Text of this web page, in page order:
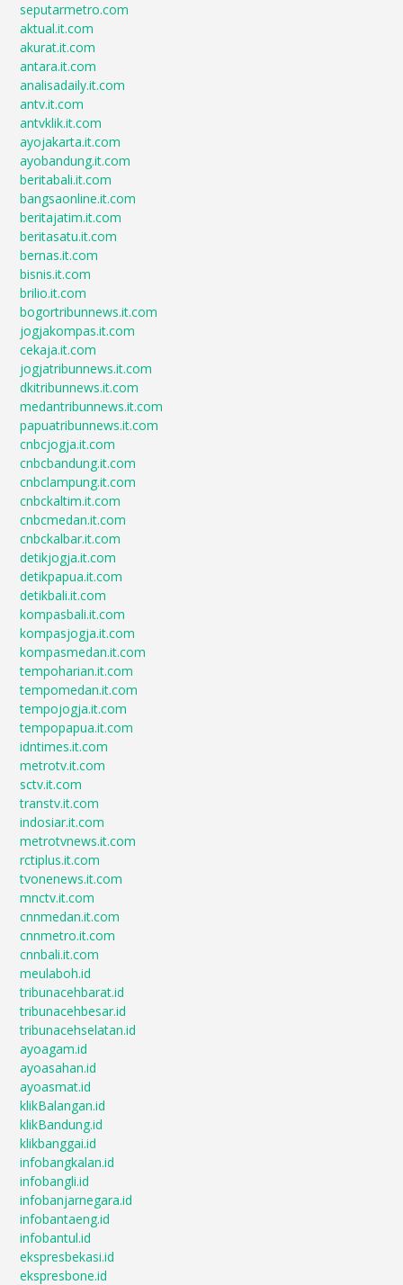
seputarmetro.com
aktual.it.com
akurat.it.com
antara.it.com
analisadaily.it.com
antv.it.com
antvklik.it.com
ayojakarta.it.com
ayobandung.it.com
beritabali.it.com
bangsaonline.it.com
beritajatim.it.com
beritasatu.it.com
bernas.it.com
bisnis.it.com
brilio.it.com
bogortribunnews.it.com
jogjakompas.it.com
cekaja.it.com
jogjatribunnews.it.com
dkitribunnews.it.com
medantribunnews.it.com
papuatribunnews.it.com
cnbcjogja.it.com
cnbcbandung.it.com
cnbclampung.it.com
cnbckaltim.it.com
cnbcmedan.it.com
cnbckalbar.it.com
detikjogja.it.com
detikpapua.it.com
detikbali.it.com
kompasbali.it.com
kompasjogja.it.com
kompasmedan.it.com
tempoharian.it.com
tempomedan.it.com
tempojogja.it.com
tempopapua.it.com
idntimes.it.com
metrotv.it.com
sctv.it.com
transtv.it.com
indosiar.it.com
metrotvnews.it.com
rctiplus.it.com
tvonenews.it.com
mnctv.it.com
cnnmedan.it.com
cnnmetro.it.com
cnnbali.it.com
meulaboh.id
tribunacehbarat.id
tribunacehbesar.id
tribunacehselatan.id
ayoagam.id
ayoasahan.id
ayoasmat.id
klikBalangan.id
klikBandung.id
klikbanggai.id
infobangkalan.id
infobangli.id
infobanjarnegara.id
infobantaeng.id
infobantul.id
ekspresbekasi.id
ekspresbone.id